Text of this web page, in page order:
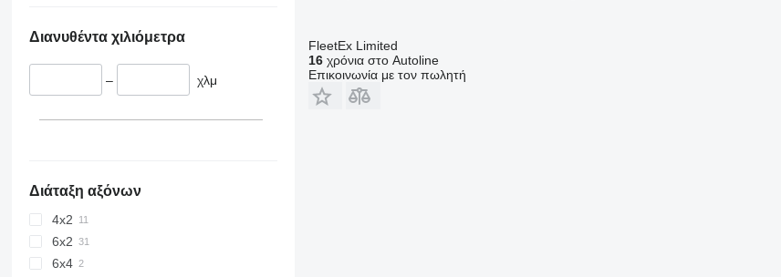
Διανυθέντα χιλιόμετρα
– χλμ
Διάταξη αξόνων
4x2
6x2
6x4
FleetEx Limited
16χρόνια στο Autoline
Επικοινωνία με τον πωλητή